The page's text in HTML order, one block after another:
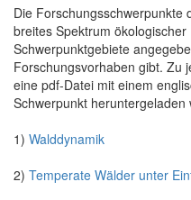
Die Forschungsschwerpunkte
breites Spektrum
Schwerpunktgebiete
Forschungsvorhaben gibt. Zu
eine pdf-Datei mit einem
Schwerpunkt heruntergeladen
1) Walddynamik
2) Temperate Wälder unter